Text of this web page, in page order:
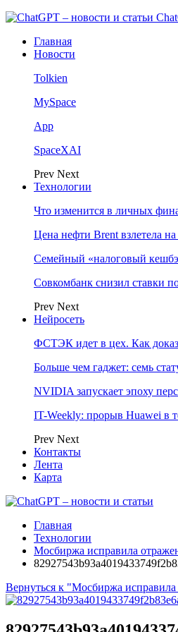
Главная
Новости
Tolkien
MySpace
App
SpaceXAI
Prev Next
Технологии
Что изменится в личных
Цена нефти Brent взлетела
Семейный «налоговый
Совкомбанк снизил ставки
Prev Next
Нейросеть
ФСТЭК идет в цех. Как
Больше чем гаджет: семь
NVIDIA запускает эпоху
IT-Weekly: прорыв Huawei в
Prev Next
Контакты
Лента
Карта
Главная
Технологии
Мосбиржа исправила
Вернуться к "Мосбиржа